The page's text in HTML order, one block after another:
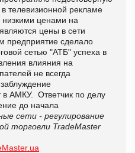
телевизионной рекламе
низкими ценами на
цены в сети
предприятие сделало
сетью "АТБ" успеха в
влияния на
не всегда
АМКУ. Ответчик по делу
до начала
сети - регулирование
торговли TradeMaster